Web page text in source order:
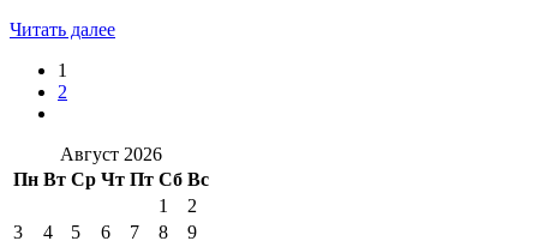
Читать далее
1
2
Август 2026
Пн Вт Ср Чт Пт Сб Вс
1
2
3
4 5 6 7 8 9